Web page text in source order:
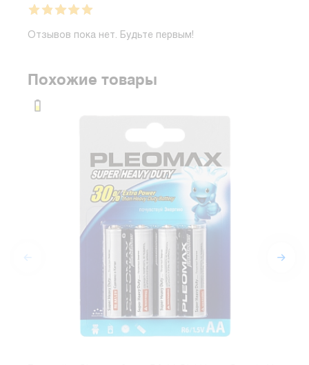
Отзывов пока нет. Будьте первым!
Похожие товары